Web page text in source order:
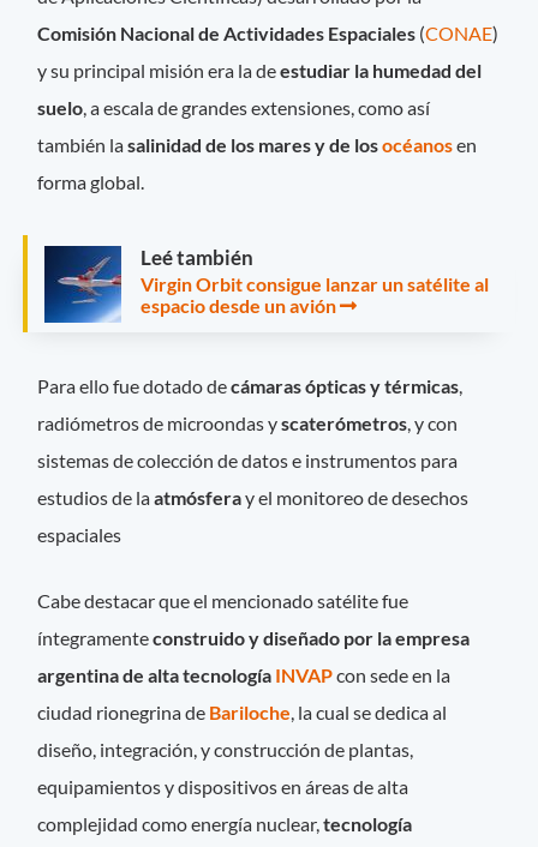
Comisión Nacional de Actividades Espaciales (CONAE)
y su principal misión era la deestudiar la humedad del
suelo, a escala de grandes extensiones, como así
también lasalinidad de los mares y de losocéanosen
forma global.
Leé también
Virgin Orbit consigue lanzar un satélite al
espacio desde un avión
Para ello fue dotado decámaras ópticas y térmicas
radiómetros de microondas yscaterómetros , y con
sistemas de colección de datos e instrumentos para
estudios de laatmósferay el monitoreo de desechos
espaciales
Cabe destacar que el mencionado satélite fue
íntegramenteconstruido y diseñado por la empresa
argentina de alta tecnología INVAPcon sede en la
ciudad rionegrina de Bariloche, la cual se dedica al
diseño, integración, y construcción de plantas,
equipamientos y dispositivos en áreas de alta
complejidad como energía nuclear,tecnología